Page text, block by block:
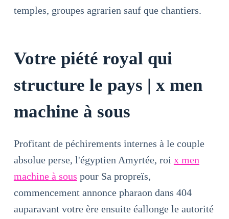
temples, groupes agrarien sauf que chantiers.
Votre piété royal qui
structure le pays | x men
machine à sous
Profitant de péchirements internes à le couple
absolue perse, l'égyptien Amyrtée, roi x men
machine à sous pour Sa propreïs,
commencement annonce pharaon dans 404
auparavant votre ère ensuite éallonge le autorité